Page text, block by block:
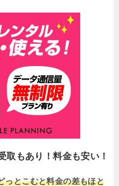
取もあり！料金も安い！
っとこむと料金の差もほと